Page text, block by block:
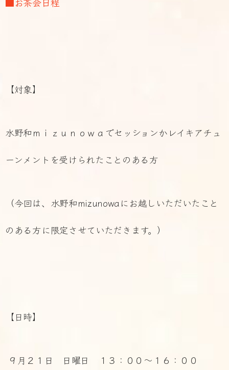
【対象】
水野和ｍｉｚｕｎｏｗａでセッションかレイキアチュ
ーンメントを受けられたことのある方
（今回は、水野和mizunowaにお越しいただいたこと
のある方に限定させていただきます。）
【日時】
９月２１日 日曜日 １３：００～１６：００